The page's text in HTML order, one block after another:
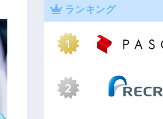
ランキング